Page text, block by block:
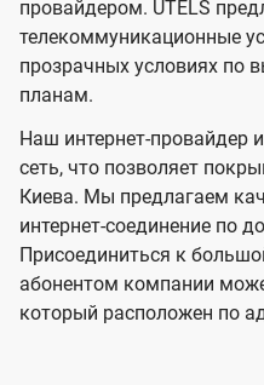
s
и
д
е
н
и
я
провайдером. UTELS
телекоммуникационные
прозрачных условиях по
планам.
Наш интернет-провайдер
сеть, что позволяет
Киева. Мы предлагаем
интернет-соединение по
Присоединиться к
абонентом компании
который расположен по